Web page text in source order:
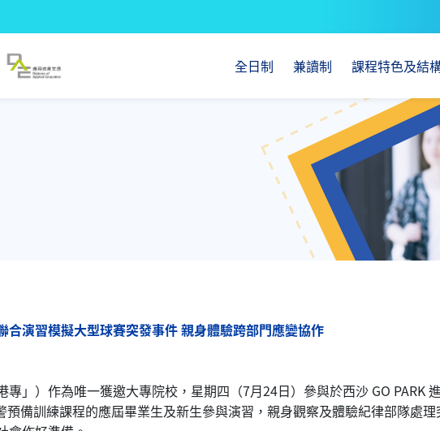
全日制 兼讀制 課程特色及結
合演習模擬大型球賽突發事件 親身體驗跨部門應變協作
專」）作為唯一獲邀大專院校，星期四（7月24日）參與於西沙 GO PARK
預備訓練課程的應屆畢業生及新生參與演習，親身觀察及體驗紀律部隊處